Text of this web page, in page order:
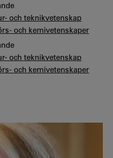
och teknikvetenskap
och kemivetenskaper
och teknikvetenskap
och kemivetenskaper